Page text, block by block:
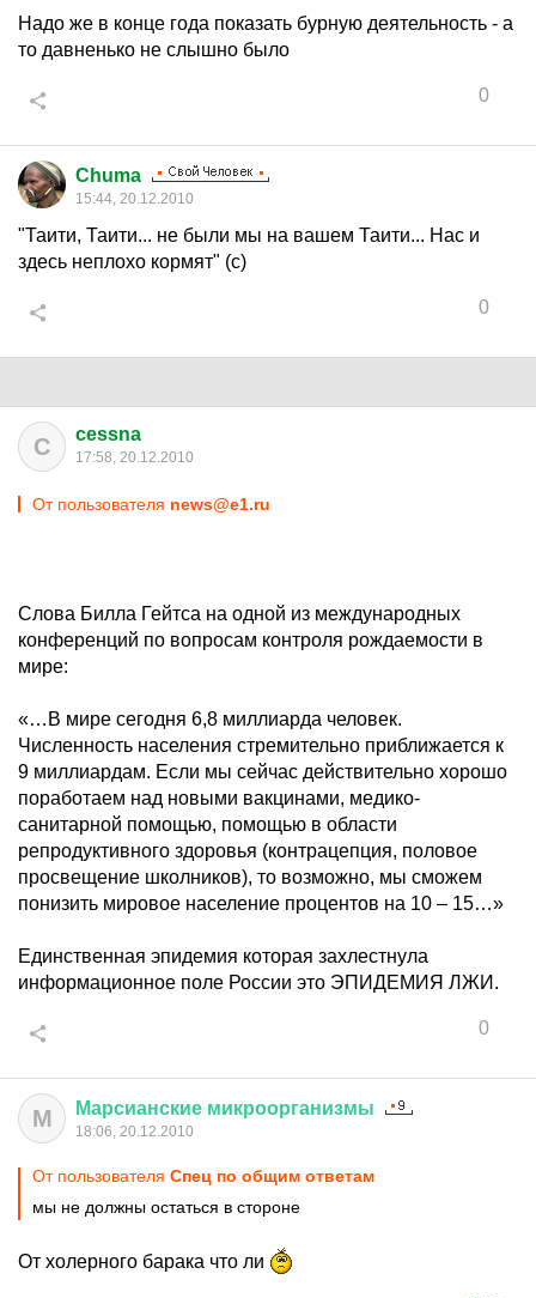
Надо же в конце года показать бурную деятельность - а
то давненько не слышно было
0
Chuma
15:44, 20.12.2010
"Таити, Таити... не были мы на вашем Таити... Нас и
здесь неплохо кормят" (с)
0
C cessna
17:58, 20.12.2010
От пользователя news@e1.ru
Слова Билла Гейтса на одной из международных
конференций по вопросам контроля рождаемости в
мире:
«…В мире сегодня 6,8 миллиарда человек.
Численность населения стремительно приближается к
9 миллиардам. Если мы сейчас действительно хорошо
поработаем над новыми вакцинами, медико-
санитарной помощью, помощью в области
репродуктивного здоровья (контрацепция, половое
просвещение школников), то возможно, мы сможем
понизить мировое население процентов на 10 – 15…»
Единственная эпидемия которая захлестнула
информационное поле России это ЭПИДЕМИЯ ЛЖИ.
0
М Марсианские микроорганизмы
18:06, 20.12.2010
От пользователя Спец по общим ответам
мы не должны остаться в стороне
От холерного барака что ли